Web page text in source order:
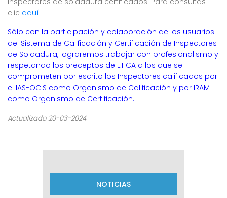
clic aquí
Sólo con la participación y colaboración de los usuarios
del Sistema de Calificación y Certificación de Inspectores
de Soldadura, lograremos trabajar con profesionalismo y
respetando los preceptos de ETICA a los que se
comprometen por escrito los Inspectores calificados por
el IAS-OCIS como Organismo de Calificación y por IRAM
como Organismo de Certificación.
Actualizado 20-03-2024
NOTICIAS